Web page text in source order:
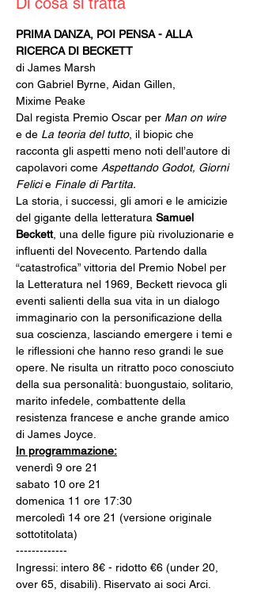
PRIMA DANZA, POI PENSA - ALLA
RICERCA DI BECKETT
di James Marsh
con Gabriel Byrne, Aidan Gillen,
Mixime Peake
Dal regista Premio Oscar per Man on wire
e de La teoria del tutto, il biopic che
racconta gli aspetti meno noti dell’autore di
capolavori come Aspettando Godot, Giorni
Felici e Finale di Partita.
La storia, i successi, gli amori e le amicizie
del gigante della letteratura Samuel
Beckett, una delle figure più rivoluzionarie e
influenti del Novecento. Partendo dalla
“catastrofica” vittoria del Premio Nobel per
la Letteratura nel 1969, Beckett rievoca gli
eventi salienti della sua vita in un dialogo
immaginario con la personificazione della
sua coscienza, lasciando emergere i temi e
le riflessioni che hanno reso grandi le sue
opere. Ne risulta un ritratto poco conosciuto
della sua personalità: buongustaio, solitario,
marito infedele, combattente della
resistenza francese e anche grande amico
di James Joyce.
In programmazione:
venerdì 9 ore 21
sabato 10 ore 21
domenica 11 ore 17:30
mercoledì 14 ore 21 (versione originale
sottotitolata)
-------------
Ingressi: intero 8€ - ridotto €6 (under 20,
over 65, disabili). Riservato ai soci Arci.